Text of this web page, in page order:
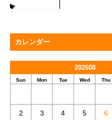
カレンダー
202608
Sun Mon Tue Wed Thu
2 3 4 5 6